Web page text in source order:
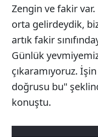
Zengin ve fakir var.
orta gelirdeydik,
artık fakir
Günlük
çıkaramıyoruz. İşin
doğrusu bu"
konuştu.